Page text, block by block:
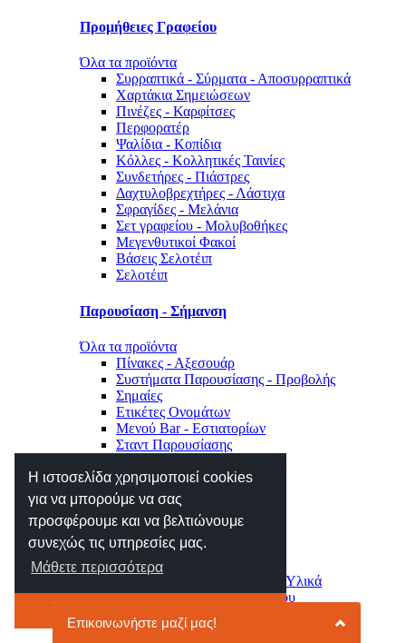
Η ιστοσελίδα χρησιμοποιεί cookies
για να μπορούμε να σας
προσφέρουμε και να βελτιώνουμε
συνεχώς τις υπηρεσίες μας.
Μάθετε περισσότερα
Προμήθειες Γραφείου
Όλα τα προϊόντα
Συρραπτικά - Σύρματα - Αποσυρραπτικά
Χαρτάκια Σημειώσεων
Πινέζες - Καρφίτσες
Περφορατέρ
Ψαλίδια - Κοπίδια
Κόλλες - Κολλητικές Ταινίες
Συνδετήρες - Πιάστρες
Δαχτυλοβρεχτήρες - Λάστιχα
Σφραγίδες - Μελάνια
Σετ γραφείου - Μολυβοθήκες
Μεγενθυτικοί Φακοί
Βάσεις Σελοτέιπ
Σελοτέιπ
Παρουσίαση - Σήμανση
Όλα τα προϊόντα
Πίνακες - Αξεσουάρ
Συστήματα Παρουσίασης - Προβολής
Σημαίες
Ετικέτες Ονομάτων
Μενού Bar - Εστιατορίων
Σταντ Παρουσίασης
Μηχανές Γραφείου
Όλα τα προϊόντα
Αριθμομηχανές
Ετικετογράφοι - Αναλώσιμα
Μηχανές Πλαστικοποίησης - Υλικά
Φωτιστικά - Ρολόγια Γραφείου
Συρτάρια - Συρταριέρες
Κλειδοθήκες - Γραμματοκιβώτια